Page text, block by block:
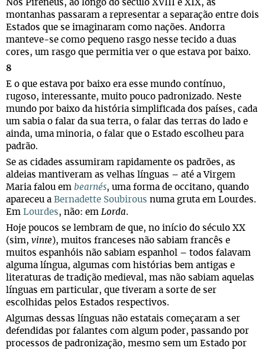
Nos Pirenéus, ao longo do século XVIII e XIX, as
montanhas passaram a representar a separação entre dois
Estados que se imaginaram como nações. Andorra
manteve-se como pequeno rasgo nesse tecido a duas
cores, um rasgo que permitia ver o que estava por baixo.
8
E o que estava por baixo era esse mundo contínuo,
rugoso, interessante, muito pouco padronizado. Neste
mundo por baixo da história simplificada dos países, cada
um sabia o falar da sua terra, o falar das terras do lado e
ainda, uma minoria, o falar que o Estado escolheu para
padrão.
Se as cidades assumiram rapidamente os padrões, as
aldeias mantiveram as velhas línguas – até a Virgem
Maria falou em bearnés, uma forma de occitano, quando
apareceu a Bernadette Soubirous numa gruta em Lourdes.
Em Lourdes, não: em Lorda.
Hoje poucos se lembram de que, no início do século XX
(sim, vinte), muitos franceses não sabiam francês e
muitos espanhóis não sabiam espanhol – todos falavam
alguma língua, algumas com histórias bem antigas e
literaturas de tradição medieval, mas não sabiam aquelas
línguas em particular, que tiveram a sorte de ser
escolhidas pelos Estados respectivos.
Algumas dessas línguas não estatais começaram a ser
defendidas por falantes com algum poder, passando por
processos de padronização, mesmo sem um Estado por